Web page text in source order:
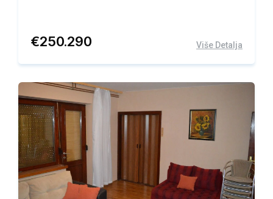
€250.290 Više Detalja